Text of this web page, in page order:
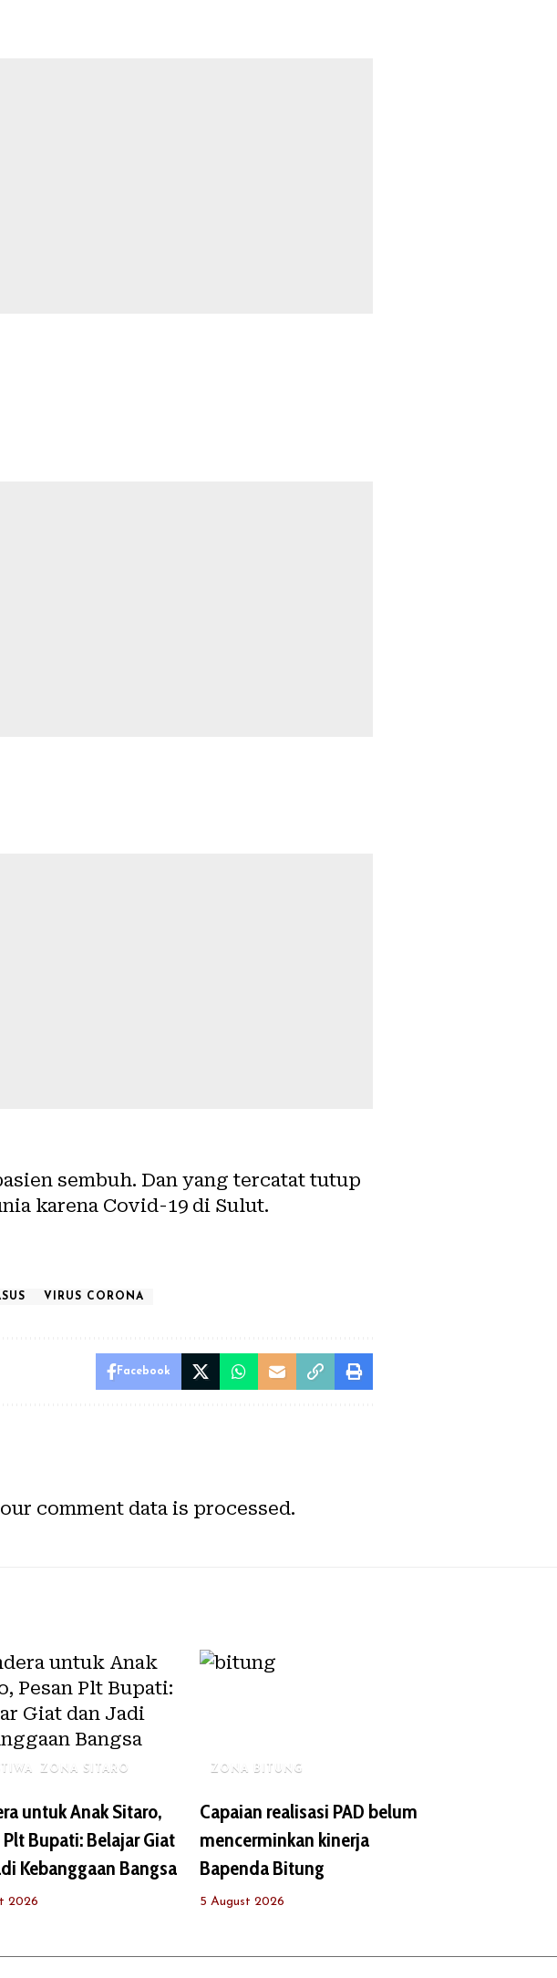
sembuh. Dan yang tercatat tutup
karena Covid-19 di Sulut.
VIRUS CORONA
Facebook
comment data is processed.
ZONA SITARO
untuk Anak Sitaro,
Plt Bupati: Belajar Giat
Kebanggaan Bangsa
2026
ZONA BITUNG
Capaian realisasi PAD belum
mencerminkan kinerja
Bapenda Bitung
5 August 2026